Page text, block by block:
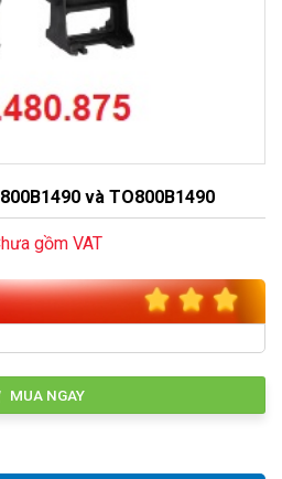
và TO800B1490
gồm VAT
MUA NGAY